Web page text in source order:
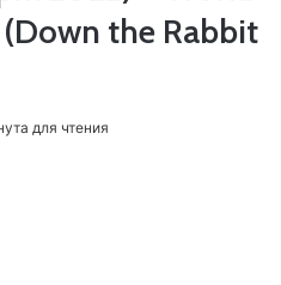
the Rabbit
для чтения